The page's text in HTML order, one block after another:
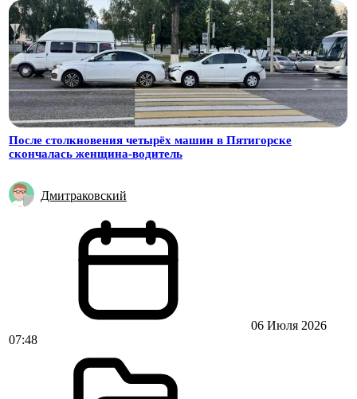
После столкновения четырёх машин в Пятигорске
скончалась женщина-водитель
Дмитраковский
06 Июля 2026
07:48